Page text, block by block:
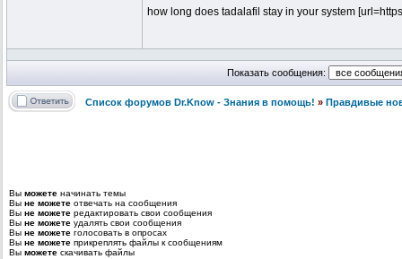
how long does tadalafil stay in your system
Показать сообщения:
Список форумов Dr.Know - Знания в помощь! » Правдивые
Вы можете начинать темы
Вы не можете отвечать на сообщения
Вы не можете редактировать свои сообщения
Вы не можете удалять свои сообщения
Вы не можете голосовать в опросах
Вы не можете прикреплять файлы к сообщениям
Вы можете скачивать файлы